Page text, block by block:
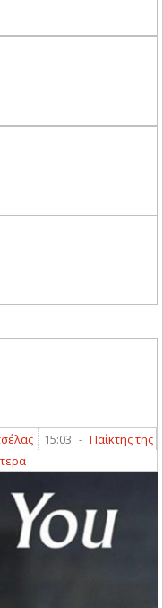
15:03 - Παίκτης της